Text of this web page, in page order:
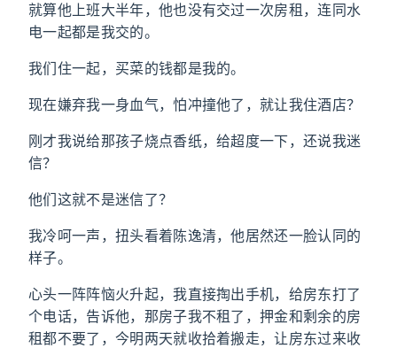
就算他上班大半年，他也没有交过一次房租，连同水
电一起都是我交的。
我们住一起，买菜的钱都是我的。
现在嫌弃我一身血气，怕冲撞他了，就让我住酒店？
刚才我说给那孩子烧点香纸，给超度一下，还说我迷
信？
他们这就不是迷信了？
我冷呵一声，扭头看着陈逸清，他居然还一脸认同的
样子。
心头一阵阵恼火升起，我直接掏出手机，给房东打了
个电话，告诉他，那房子我不租了，押金和剩余的房
租都不要了，今明两天就收拾着搬走，让房东过来收